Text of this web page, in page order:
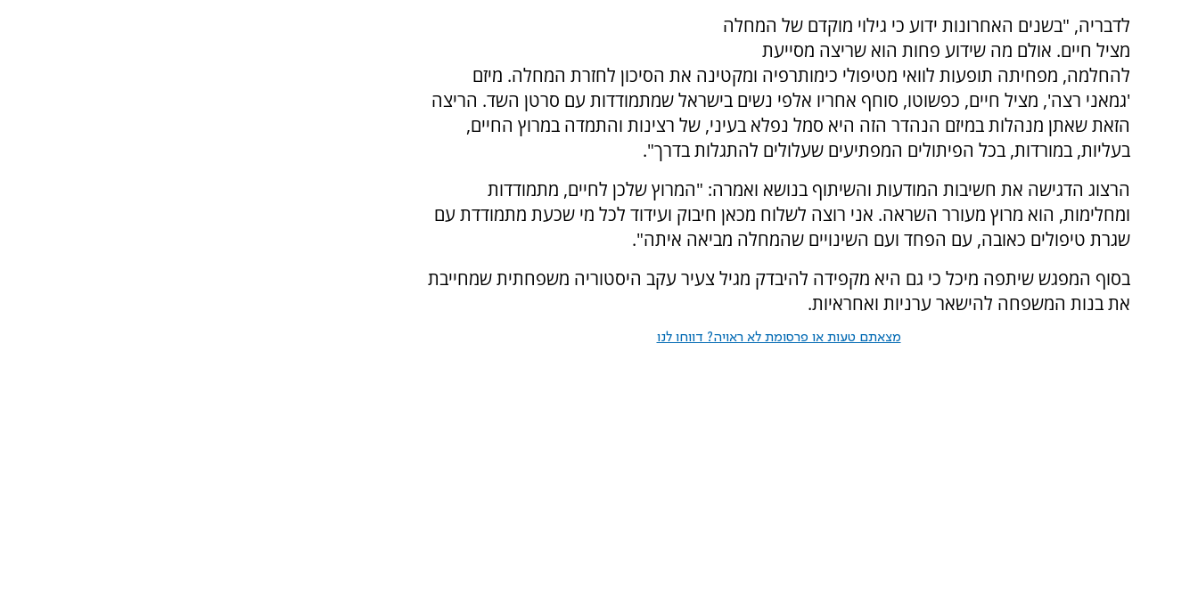
לדבריה, "בשנים האחרונות ידוע כי גילוי מוקדם של המחלה
מציל חיים. אולם מה שידוע פחות הוא שריצה מסייעת
להחלמה, מפחיתה תופעות לוואי מטיפולי כימותרפיה ומקטינה את הסיכון לחזרת המחלה. מיזם
'גמאני רצה', מציל חיים, כפשוטו, סוחף אחריו אלפי נשים בישראל שמתמודדות עם סרטן השד. הריצה
הזאת שאתן מנהלות במיזם הנהדר הזה היא סמל נפלא בעיני, של רצינות והתמדה במרוץ החיים,
בעליות, במורדות, בכל הפיתולים המפתיעים שעלולים להתגלות בדרך".
הרצוג הדגישה את חשיבות המודעות והשיתוף בנושא ואמרה: "המרוץ שלכן לחיים, מתמודדות
ומחלימות, הוא מרוץ מעורר השראה. אני רוצה לשלוח מכאן חיבוק ועידוד לכל מי שכעת מתמודדת עם
שגרת טיפולים כאובה, עם הפחד ועם השינויים שהמחלה מביאה איתה".
בסוף המפגש שיתפה מיכל כי גם היא מקפידה להיבדק מגיל צעיר עקב היסטוריה משפחתית שמחייבת
את בנות המשפחה להישאר ערניות ואחראיות.
מצאתם טעות או פרסומת לא ראויה? דווחו לנו